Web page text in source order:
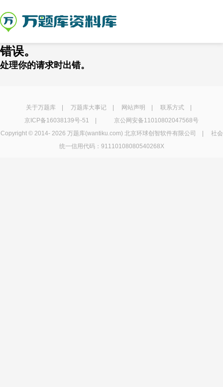
错误。
处理你的请求时出错。
关于万题库| 万题库大事记| 网站声明 联系方式|
京ICP备16038139号-51
京公网安备11010802047568号
Copyright © 2014- 2026 万题库(wantiku.com) 北京环球创智软件有限公司 | 社会
统一信用代码：91110108080540268X